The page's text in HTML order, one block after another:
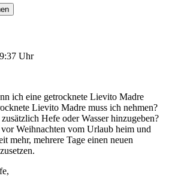
Uhr
ich eine getrocknete Lievito Madre
Lievito Madre muss ich nehmen?
Hefe oder Wasser hinzugeben?
Weihnachten vom Urlaub heim und
mehr, mehrere Tage einen neuen